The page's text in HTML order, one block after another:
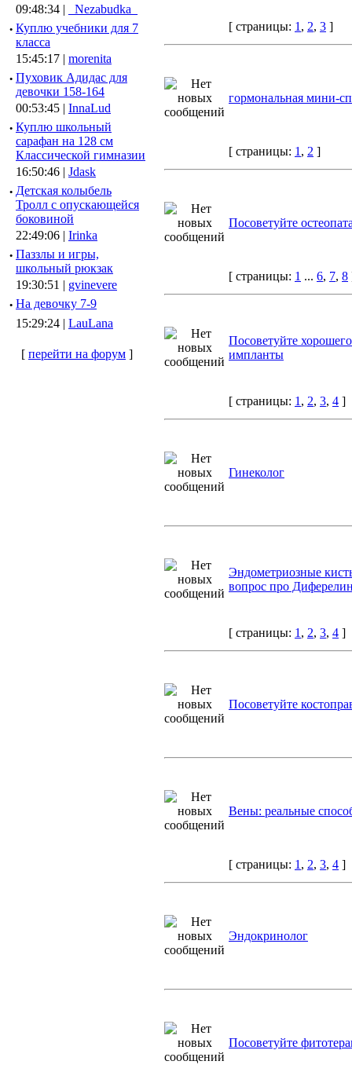
09:48:34 |
_Nezabudka_
· Куплю учебники для 7
класса
15:45:17 | morenita
· Пуховик Адидас для
девочки 158-164
00:53:45 | InnaLud
· Куплю школьный
сарафан на 128 см
Классической гимназии
16:50:46 | Jdask
· Детская колыбель
Тролл с опускающейся
боковиной
22:49:06 | Irinka
· Паззлы и игры,
школьный рюкзак
19:30:51 | gvinevere
· Hа девочку 7-9
15:29:24 | LauLana
[ перейти на форум ]
[ страницы: 1 , 2, 3 ]
гормональная мини-
[ страницы: 1 , 2 ]
Посоветуйте
[ страницы: 1 ... 6, 7, 8
Посоветуйте
импланты
[ страницы: 1 , 2, 3, 4 ]
Гинеколог
Эндометриозные
вопрос про
[ страницы: 1 , 2, 3, 4 ]
Посоветуйте
Вены: реальные
[ страницы: 1 , 2, 3, 4 ]
Эндокринолог
Посоветуйте